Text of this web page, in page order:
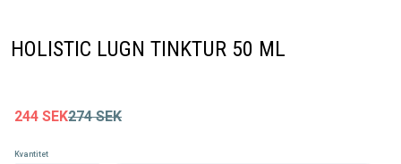
HOLISTIC LUGN TINKTUR 50 ML
244 SEK274 SEK
Kvantitet